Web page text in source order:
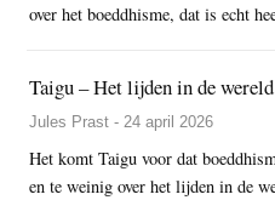
over het boeddhisme, dat is echt
Taigu – Het lijden in de wereld
Jules Prast - 24 april 2026
Het komt Taigu voor dat
en te weinig over het lijden in de